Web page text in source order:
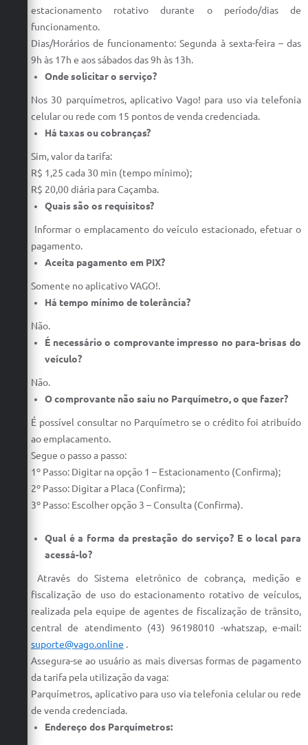
estacionamento rotativo durante o período/dias de
funcionamento.
Dias/Horários de funcionamento: Segunda à sexta-feira – das
9h às 17h e aos sábados das 9h às 13h.
Onde solicitar o serviço?
Nos 30 parquímetros, aplicativo Vago! para uso via telefonia
celular ou rede com 15 pontos de venda credenciada.
Há taxas ou cobranças?
Sim, valor da tarifa:
R$ 1,25 cada 30 min (tempo mínimo);
R$ 20,00 diária para Caçamba.
Quais são os requisitos?
Informar o emplacamento do veículo estacionado, efetuar o
pagamento.
Aceita pagamento em PIX?
Somente no aplicativo VAGO!.
Há tempo mínimo de tolerância?
Não.
É necessário o comprovante impresso no para-brisas do
veículo?
Não.
O comprovante não saiu no Parquímetro, o que fazer?
É possível consultar no Parquímetro se o crédito foi atribuído
ao emplacamento.
Segue o passo a passo:
1º Passo: Digitar na opção 1 – Estacionamento (Confirma);
2º Passo: Digitar a Placa (Confirma);
3º Passo: Escolher opção 3 – Consulta (Confirma).
Qual é a forma da prestação do serviço? E o local para
acessá-lo?
Através do Sistema eletrônico de cobrança, medição e
fiscalização de uso do estacionamento rotativo de veículos,
realizada pela equipe de agentes de fiscalização de trânsito,
central de atendimento (43) 96198010 -whatszap, e-mail:
suporte@vago.online .
Assegura-se ao usuário as mais diversas formas de pagamento
da tarifa pela utilização da vaga:
Parquímetros, aplicativo para uso via telefonia celular ou rede
de venda credenciada.
Endereço dos Parquímetros: